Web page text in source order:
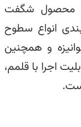
یک محصول شگفت
انواع سطوح
و همچنین
اجرا با قلمم،